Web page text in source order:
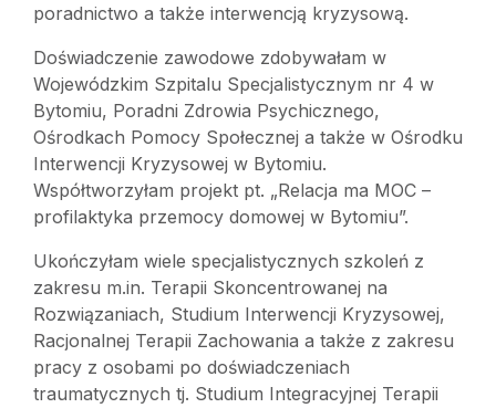
poradnictwo a także interwencją kryzysową.
Doświadczenie zawodowe zdobywałam w
Wojewódzkim Szpitalu Specjalistycznym nr 4 w
Bytomiu, Poradni Zdrowia Psychicznego,
Ośrodkach Pomocy Społecznej a także w Ośrodku
Interwencji Kryzysowej w Bytomiu.
Współtworzyłam projekt pt. „Relacja ma MOC –
profilaktyka przemocy domowej w Bytomiu”.
Ukończyłam wiele specjalistycznych szkoleń z
zakresu m.in. Terapii Skoncentrowanej na
Rozwiązaniach, Studium Interwencji Kryzysowej,
Racjonalnej Terapii Zachowania a także z zakresu
pracy z osobami po doświadczeniach
traumatycznych tj. Studium Integracyjnej Terapii